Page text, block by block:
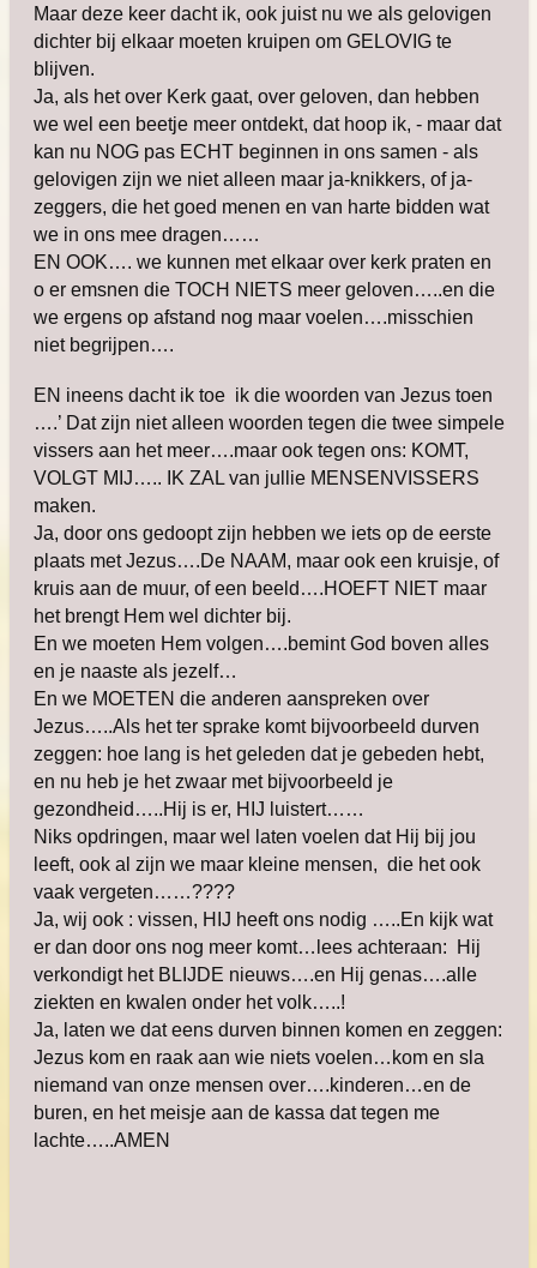
Maar deze keer dacht ik, ook juist nu we als gelovigen
dichter bij elkaar moeten kruipen om GELOVIG te
blijven.
Ja, als het over Kerk gaat, over geloven, dan hebben
we wel een beetje meer ontdekt, dat hoop ik, - maar dat
kan nu NOG pas ECHT beginnen in ons samen - als
gelovigen zijn we niet alleen maar ja-knikkers, of ja-
zeggers, die het goed menen en van harte bidden wat
we in ons mee dragen……
EN OOK…. we kunnen met elkaar over kerk praten en
o er emsnen die TOCH NIETS meer geloven…..en die
we ergens op afstand nog maar voelen….misschien
niet begrijpen….
EN ineens dacht ik toe ik die woorden van Jezus toen
….’ Dat zijn niet alleen woorden tegen die twee simpele
vissers aan het meer….maar ook tegen ons: KOMT,
VOLGT MIJ….. IK ZAL van jullie MENSENVISSERS
maken.
Ja, door ons gedoopt zijn hebben we iets op de eerste
plaats met Jezus….De NAAM, maar ook een kruisje, of
kruis aan de muur, of een beeld….HOEFT NIET maar
het brengt Hem wel dichter bij.
En we moeten Hem volgen….bemint God boven alles
en je naaste als jezelf…
En we MOETEN die anderen aanspreken over
Jezus…..Als het ter sprake komt bijvoorbeeld durven
zeggen: hoe lang is het geleden dat je gebeden hebt,
en nu heb je het zwaar met bijvoorbeeld je
gezondheid…..Hij is er, HIJ luistert……
Niks opdringen, maar wel laten voelen dat Hij bij jou
leeft, ook al zijn we maar kleine mensen, die het ook
vaak vergeten……????
Ja, wij ook : vissen, HIJ heeft ons nodig …..En kijk wat
er dan door ons nog meer komt…lees achteraan: Hij
verkondigt het BLIJDE nieuws….en Hij genas….alle
ziekten en kwalen onder het volk…..!
Ja, laten we dat eens durven binnen komen en zeggen:
Jezus kom en raak aan wie niets voelen…kom en sla
niemand van onze mensen over….kinderen…en de
buren, en het meisje aan de kassa dat tegen me
lachte…..AMEN